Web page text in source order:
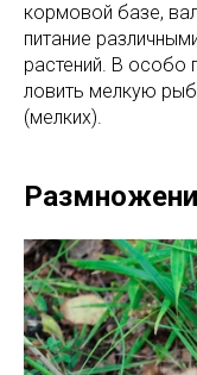
кормовой базе,
питание
растений. В особо
ловить мелкую
(мелких).